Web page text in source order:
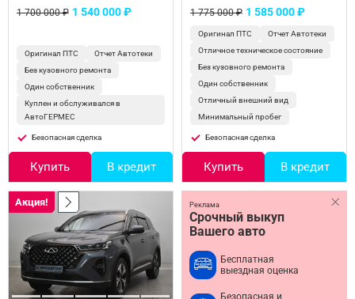
1 700 000 ₽ 1 540 000 ₽
Оригинал ПТС
Отчет Автотеки
Без кузовного ремонта
Один собственник
Куплен и обслуживался в
АвтоГЕРМЕС
Безопасная сделка
Купить В кредит
1 775 000 ₽ 1 585 000 ₽
Оригинал ПТС
Отчет Автотеки
Отличное техническое состояние
Без кузовного ремонта
Один собственник
Отличный внешний вид
Минимальный пробег
Безопасная сделка
Купить В кредит
Акция!
Срочный выкуп
Вашего авто
Бесплатная
выездная оценка
Безопасная и
Реклама